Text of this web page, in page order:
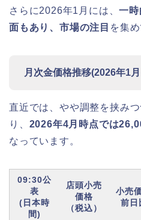
さらに2026年1月には、一
面もあり、市場の注目 を集
月次金価格推移(2026年1
直近では、やや調整を挟み
り、 2026年4月時点では
なっています。
09:30公
表
(日本時
間)
店頭小売
価格
（税込）
小売
前日